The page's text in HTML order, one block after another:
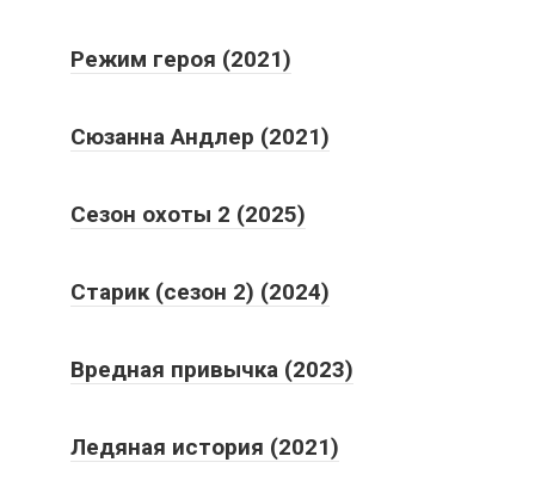
Режим героя (2021)
Сюзанна Андлер (2021)
Сезон охоты 2 (2025)
Старик (сезон 2) (2024)
Вредная привычка (2023)
Ледяная история (2021)